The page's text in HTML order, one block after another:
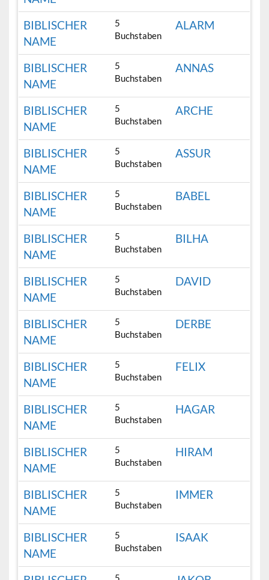
BIBLISCHER
NAME
5
Buchstaben
ALARM
BIBLISCHER
NAME
5
Buchstaben
ANNAS
BIBLISCHER
NAME
5
Buchstaben
ARCHE
BIBLISCHER
NAME
5
Buchstaben
ASSUR
BIBLISCHER
NAME
5
Buchstaben
BABEL
BIBLISCHER
NAME
5
Buchstaben
BILHA
BIBLISCHER
NAME
5
Buchstaben
DAVID
BIBLISCHER
NAME
5
Buchstaben
DERBE
BIBLISCHER
NAME
5
Buchstaben
FELIX
BIBLISCHER
NAME
5
Buchstaben
HAGAR
BIBLISCHER
NAME
5
Buchstaben
HIRAM
BIBLISCHER
NAME
5
Buchstaben
IMMER
BIBLISCHER
NAME
5
Buchstaben
ISAAK
5